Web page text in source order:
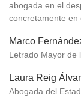
abogada en el
concretamente en
Marco
Letrado Mayor de
Laura Reig
Abogada del